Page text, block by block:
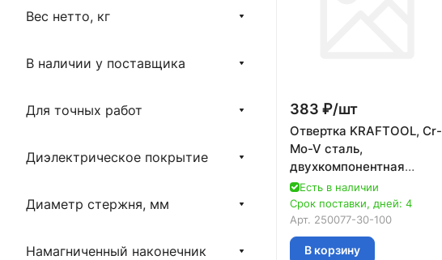
383 ₽/шт
Отвертка KRAFTOOL, Cr-
Mo-V сталь,
двухкомпонентная
противоскользящая
рукоятка, TORX Hole,
№30x100мм
Есть в наличии
Срок поставки, дней: 4
Арт. 250077-30-100
В корзину
Вес нетто, кг
В наличии у поставщика
Для точных работ
Диэлектрическое покрытие
Диаметр стержня, мм
Намагниченный наконечник